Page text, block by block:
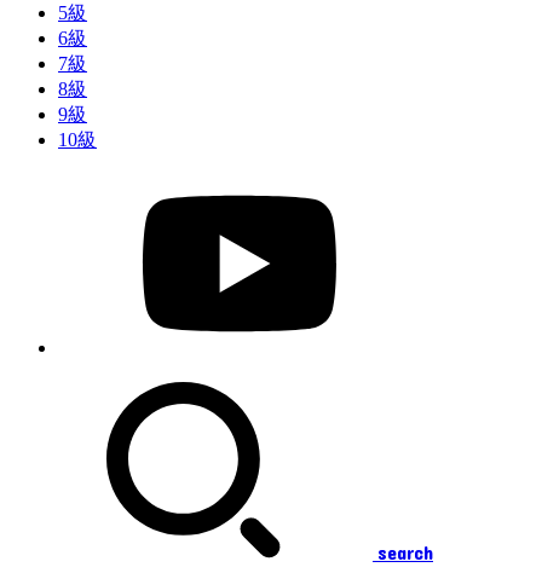
5級
6級
7級
8級
9級
10級
search